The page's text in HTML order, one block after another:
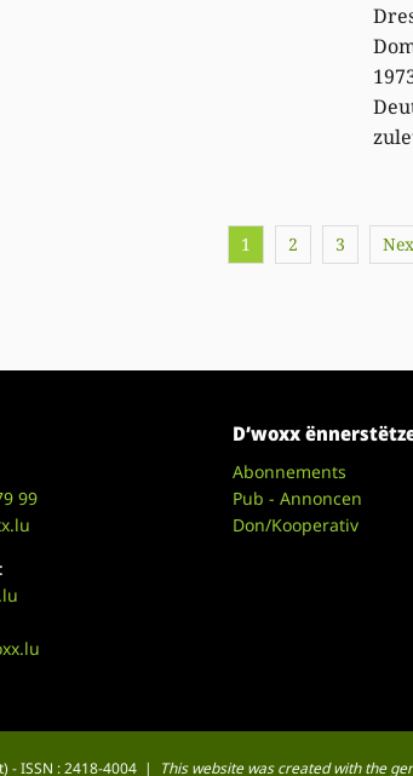
1 2 3
99
D’woxx
Abonnements
Pub - Annoncen
Don/Kooperativ
- ISSN : 2418-4004 | This website was created with the